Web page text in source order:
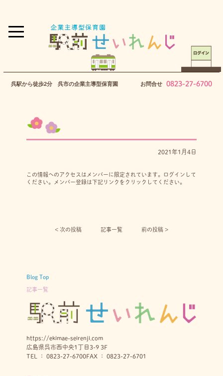
呉駅から徒歩2分 呉市の企業主導型保育園 お問合せ 0823-27-6700
2021年1月4日
この情報へのアクセスはメンバーに限定されています。ログインして
ください。メンバー登録は下記リンクをクリックしてください。
< 次の投稿︎ 記事一覧 前の投稿 >
Blog Top
記事一覧
https://ekimae-seirenji.com
広島県呉市西中央1丁目3-9 3F
TEL ： 0823-27-6700FAX ： 0823-27-6701